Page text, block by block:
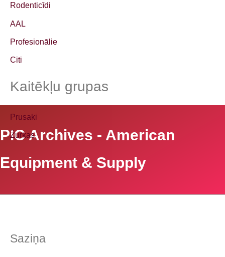
PIC Archives - American
Equipment & Supply
Rodenticīdi
AAL
Profesionālie
Citi
Kaitēkļu grupas
Prusaki
Žurkas
Saziņa